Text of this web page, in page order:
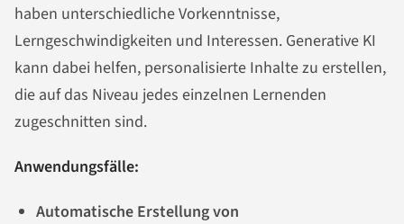
haben unterschiedliche Vorkenntnisse,
Lerngeschwindigkeiten und Interessen. Generative KI
kann dabei helfen, personalisierte Inhalte zu erstellen,
die auf das Niveau jedes einzelnen Lernenden
zugeschnitten sind.
Anwendungsfälle:
Automatische Erstellung von